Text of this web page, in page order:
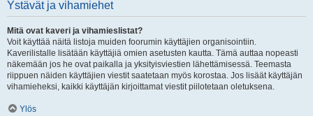
Ystävät ja vihamiehet
Mitä ovat kaveri ja vihamieslistat?
Voit käyttää näitä listoja muiden foorumin käyttäjien organisointiin.
Kaverilistalle lisätään käyttäjiä omien asetusten kautta. Tämä auttaa nopeasti
näkemään jos he ovat paikalla ja yksityisviestien lähettämisessä. Teemasta
riippuen näiden käyttäjien viestit saatetaan myös korostaa. Jos lisäät käyttäjän
vihamieheksi, kaikki käyttäjän kirjoittamat viestit piilotetaan oletuksena.
Ylös